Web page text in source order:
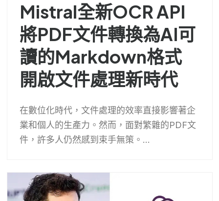
Mistral全新OCR API
將PDF文件轉換為AI可
讀的Markdown格式
開啟文件處理新時代
在數位化時代，文件處理的效率直接影響著企
業和個人的生產力。然而，面對繁雜的PDF文
件，許多人仍然感到束手無策。...